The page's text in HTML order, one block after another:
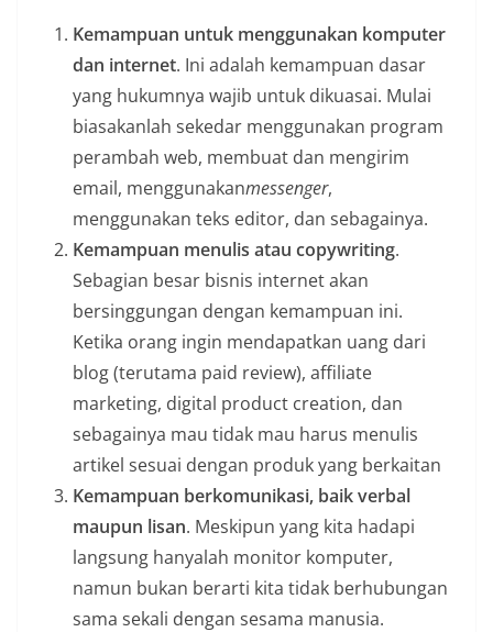
Kemampuan untuk menggunakan komputer
dan internet. Ini adalah kemampuan dasar
yang hukumnya wajib untuk dikuasai. Mulai
biasakanlah sekedar menggunakan program
perambah web, membuat dan mengirim
email, menggunakanmessenger,
menggunakan teks editor, dan sebagainya.
Kemampuan menulis atau copywriting.
Sebagian besar bisnis internet akan
bersinggungan dengan kemampuan ini.
Ketika orang ingin mendapatkan uang dari
blog (terutama paid review), affiliate
marketing, digital product creation, dan
sebagainya mau tidak mau harus menulis
artikel sesuai dengan produk yang berkaitan
Kemampuan berkomunikasi, baik verbal
maupun lisan. Meskipun yang kita hadapi
langsung hanyalah monitor komputer,
namun bukan berarti kita tidak berhubungan
sama sekali dengan sesama manusia.